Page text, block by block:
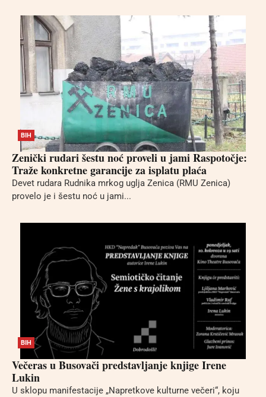
BIH
Zenički rudari šestu noć proveli u jami Raspotočje:
Traže konkretne garancije za isplatu plaća
Devet rudara Rudnika mrkog uglja Zenica (RMU Zenica)
provelo je i šestu noć u jami...
BIH
Večeras u Busovači predstavljanje knjige Irene
Lukin
U sklopu manifestacije „Napretkove kulturne večeri“, koju